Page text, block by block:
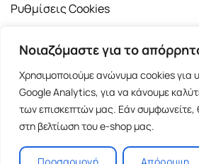
Νοιαζόμαστε για το
Χρησιμοποιούμε ανώνυμα cookies για
Google Analytics, για να κάνουμε
των επισκεπτών μας. Εάν
στη βελτίωση του e-shop μας.
Ρυθμίσεις Cookies
Copyright 2026 ©Εκδοτικός Οίκος
reserved.
Σόλωνος 98, 10680 Αθήνα | Τ: